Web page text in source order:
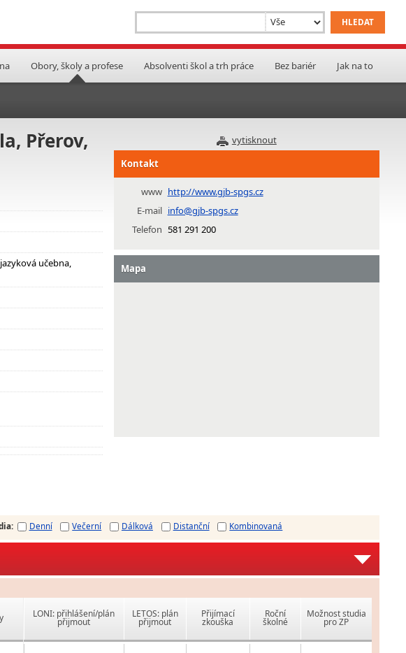
Obory, školy a profese Absolventi škol a trh práce Bez bariér Jak na to
vytisknout
Přerov,
učebna,
Kontakt
www http://www.gjb-spgs.cz
E-mail info@gjb-spgs.cz
Telefon 581 291 200
Mapa
: Denní Večerní Dálková Distanční Kombinovaná
LONI: přihlášení/plán
přijmout
LETOS: plán
přijmout
Přijímací
zkouška
Roční
školné
Možnost studia
pro ZP